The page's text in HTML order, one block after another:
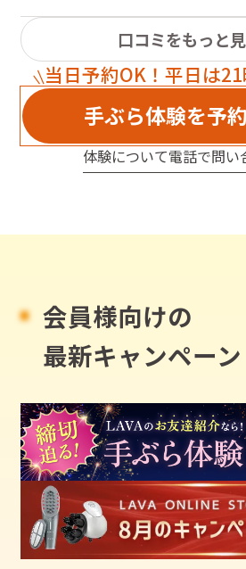
口コミをもっと
当日予約OK！平日は
手ぶら体験を予
体験について電話で問い
会員様向けの
最新キャンペーン